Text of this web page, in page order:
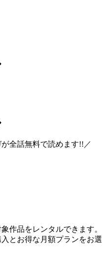
が全話無料で読めます!!／
作品をレンタルできます。
とお得な月額プランをお選